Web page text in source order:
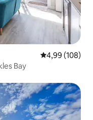
Évaluation
4,99 (108)
Bay